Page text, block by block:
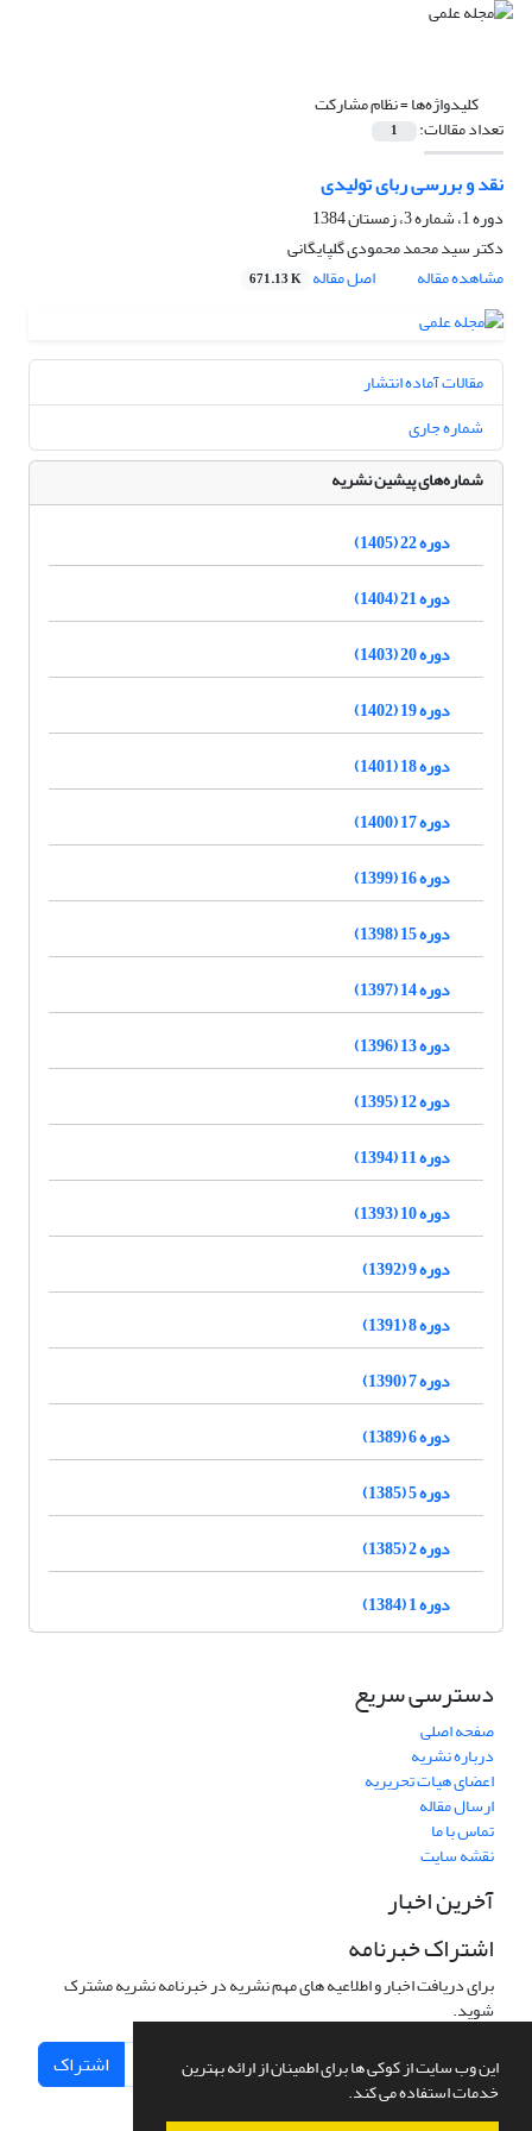
این وب سایت از کوکی ها برای اطمینان از ارائه بهترین
خدمات استفاده می کند.
کلیدواژه‌ها =نظام مشارکت
تعداد مقالات: 1
نقد و بررسی ربای تولیدی
دوره 1، شماره 3، زمستان 1384
دکتر سید محمد محمودی گلپایگانی
مشاهده مقاله
اصل مقاله 671.13 K
مقالات آماده انتشار
شماره جاری
شماره‌های پیشین نشریه
دوره 22 (1405)
دوره 21 (1404)
دوره 20 (1403)
دوره 19 (1402)
دوره 18 (1401)
دوره 17 (1400)
دوره 16 (1399)
دوره 15 (1398)
دوره 14 (1397)
دوره 13 (1396)
دوره 12 (1395)
دوره 11 (1394)
دوره 10 (1393)
دوره 9 (1392)
دوره 8 (1391)
دوره 7 (1390)
دوره 6 (1389)
دوره 5 (1385)
دوره 2 (1385)
دوره 1 (1384)
دسترسی سریع
صفحه اصلی
درباره نشریه
اعضای هیات تحریریه
ارسال مقاله
تماس با ما
نقشه سایت
آخرین اخبار
اشتراک خبرنامه
برای دریافت اخبار و اطلاعیه های مهم نشریه در خبرنامه نشریه مشترک
شوید.
اشتراک